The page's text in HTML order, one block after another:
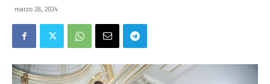
marzo 28, 2024